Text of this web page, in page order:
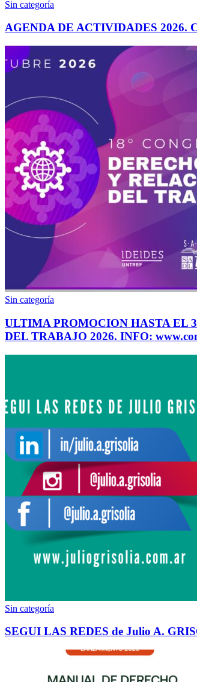
Sin categoría
AGENDA DE ACTIVIDADES 2026.
Sin categoría
ULTIMA PROMOCION HASTA EL
DEL TRABAJO 2026. INFO:
Sin categoría
SEGUI LAS REDES de Julio A.